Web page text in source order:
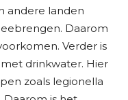
andere landen
Daarom
Verder is
drinkwater. Hier
zoals legionella